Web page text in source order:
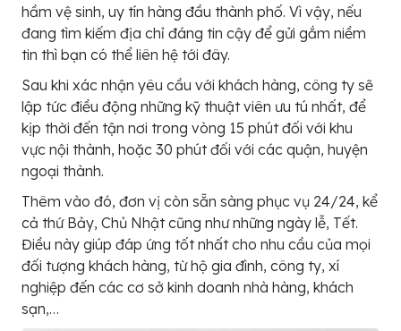
hầm vệ sinh, uy tín hàng đầu thành phố. Vì vậy, nếu
đang tìm kiếm địa chỉ đáng tin cậy để gửi gắm niềm
tin thì bạn có thể liên hệ tới đây.
Sau khi xác nhận yêu cầu với khách hàng, công ty sẽ
lập tức điều động những kỹ thuật viên ưu tú nhất, để
kịp thời đến tận nơi trong vòng 15 phút đối với khu
vực nội thành, hoặc 30 phút đối với các quận, huyện
ngoại thành.
Thêm vào đó, đơn vị còn sẵn sàng phục vụ 24/24, kể
cả thứ Bảy, Chủ Nhật cũng như những ngày lễ, Tết.
Điều này giúp đáp ứng tốt nhất cho nhu cầu của mọi
đối tượng khách hàng, từ hộ gia đình, công ty, xí
nghiệp đến các cơ sở kinh doanh nhà hàng, khách
sạn,…